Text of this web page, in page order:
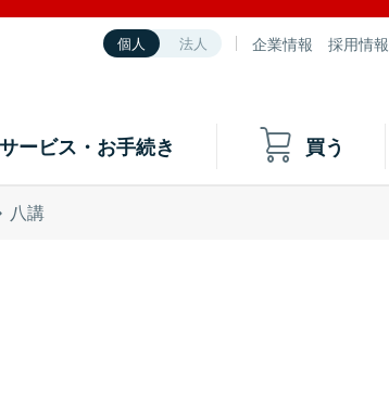
個人 法人 企業情報 採用情報
サービス・お手続き 買う
八講